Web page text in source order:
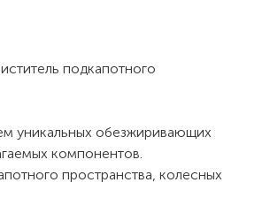
подкапотного
уникальных обезжиривающих
компонентов.
пространства, колесных